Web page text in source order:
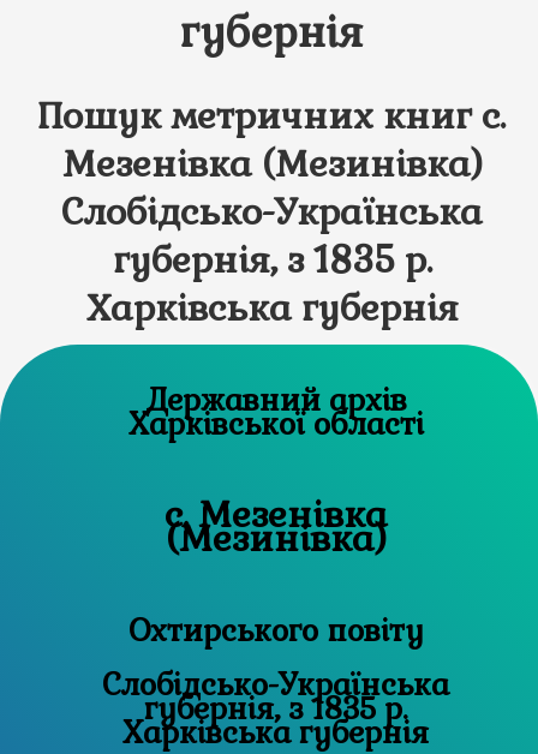
губернія
Пошук метричних книг с.
Мезенівка (Мезинівка)
Слобідсько-Українська
губернія, з 1835 р.
Харківська губернія
Державний архів
Харківської області
с. Мезенівка
(Мезинівка)
Охтирського повіту
Слобідсько-Українська
губернія, з 1835 р.
Харківська губернія